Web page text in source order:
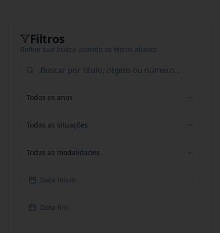
Filtros
Refine sua busca usando os filtros abaixo
Todos os anos
Todas as situações
Todas as modalidades
Data início
Data fim